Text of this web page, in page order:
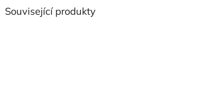
Související produkty